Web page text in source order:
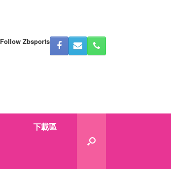
Follow Zbsports
下載區